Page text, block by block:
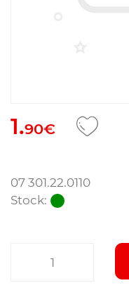
1.90€
07 301.22.0110
Stock: